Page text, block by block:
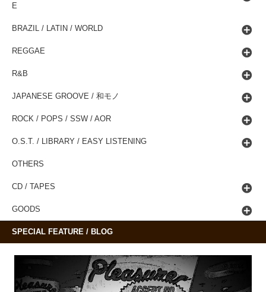
E
BRAZIL / LATIN / WORLD
REGGAE
R&B
JAPANESE GROOVE / 和モノ
ROCK / POPS / SSW / AOR
O.S.T. / LIBRARY / EASY LISTENING
OTHERS
CD / TAPES
GOODS
SPECIAL FEATURE / BLOG